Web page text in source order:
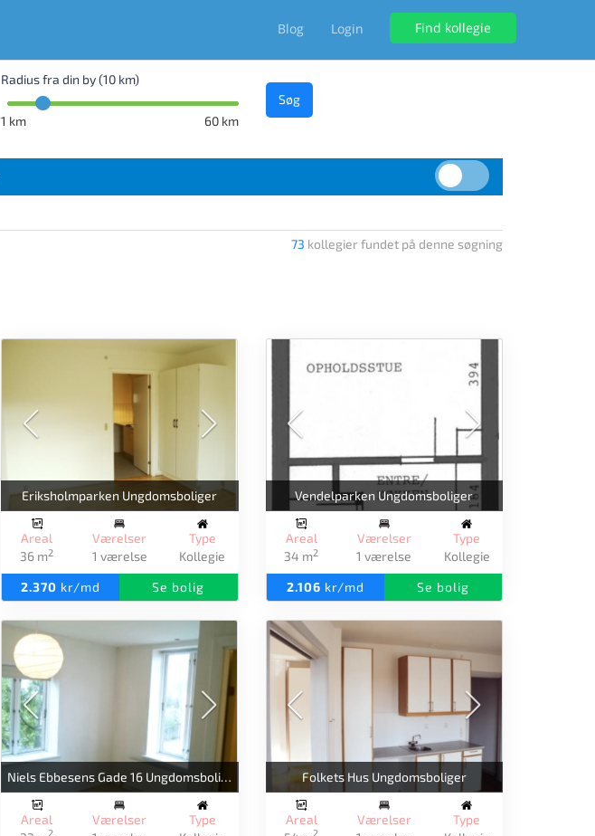
Blog Login Find kollegie
Radius fra din by (10 km)
1 km 60 km
Søg
73 kollegier fundet på denne søgning
Eriksholmparken Ungdomsboliger
Areal
36 m2
Værelser
1 værelse
Type
Kollegie
2.370 kr/md Se bolig
Vendelparken Ungdomsboliger
Areal
34 m2
Værelser
1 værelse
Type
Kollegie
2.106 kr/md Se bolig
Niels Ebbesens Gade 16 Ungdomsboliger
Areal
2
Værelser
Type
Folkets Hus Ungdomsboliger
Areal
2
Værelser
Type